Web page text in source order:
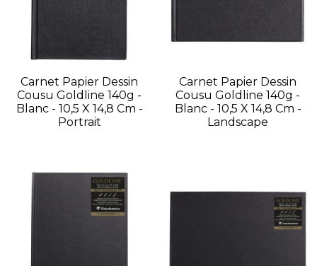
Carnet Papier Dessin
Cousu Goldline 140g -
Blanc - 10,5 X 14,8 Cm -
Portrait
Carnet Papier Dessin
Cousu Goldline 140g -
Blanc - 10,5 X 14,8 Cm -
Landscape